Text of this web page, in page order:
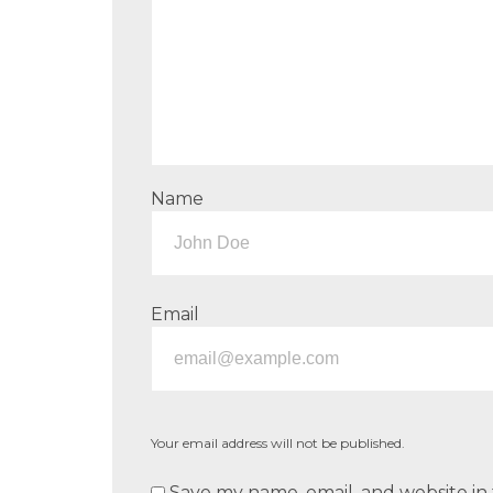
Name
Email
Your email address will not be published.